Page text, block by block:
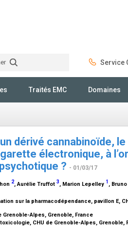
Service
Traités EMC Domaines
dérivé cannabinoïde,
électronique, à
? - 01/03/17
2, Aurélie Truffot 3, Marion Lepelley 1 ,
sur la pharmacodépendance, pavillon E,
Alpes, Grenoble, France
CHU de Grenoble-Alpes, Grenoble,